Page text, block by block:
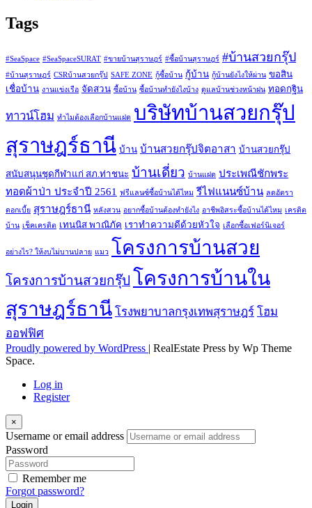
Tags
#SeaSpace #SeaSpaceSURAT #ขายบ้านสุราษฎร์ #ซื้อบ้านสุราษฎร์ #บ้านสวยกรุ๊ป
#บ้านสุราษฎร์ CSRบ้านสวยกรุ๊ป SAFE ZONE กู้ซื้อบ้าน กู้บ้าน กู้บ้านยังไงให้ผ่าน ขอสิน
เชื่อบ้าน งานแข่งเรือ จัดสวน ซื้อบ้าน ซื้อบ้านทำยังไงบ้าง ดูแลบ้านช่วงหน้าฝน ทอดกฐิน
ทาวน์โฮม ทำไมต้องเลือกบ้านแฝด บริษัทบ้านสวยกรุ๊ป
สุราษฎร์ธานี บ้าน บ้านสวยกรุ๊ปจิตอาสา บ้านสวยกรุ๊ป
สนับสนุนชุดกีฬาแก่ สภ.ท่าชนะ บ้านเดี่ยว บ้านแฝด ประเพณีชักพระ
ทอดผ้าป่า ประจำปี 2561
ฟรีแลนซ์ซื้อบ้านได้ไหม รีไฟแนนซ์บ้าน ลดอัตรา
ดอกเบี้ย สุราษฎร์ธานี หลังสวน อยากซื้อบ้านต้องทำยังไง อาชีพอิสระซื้อบ้านได้ไหม เครดิต
บ้าน เช็คเครดิต เทนนิส พาณิภัค เราทำความดีด้วยหัวใจ เลือกซื้อเฟอร์นิเจอร์
อย่างไร? ให้งบไม่บานปลาย แมว โครงการบ้านสวย
โครงการบ้านสวยกรุ๊ป โครงการบ้านใน
สุราษฎร์ธานี โรงพยาบาลกรุงเทพสุราษฎร์ โฮม
ออฟฟิศ
Proudly powered by WordPress | RealEstate Press by Wp Theme
Space.
Log in
Register
×
Username or email address
Password
Remember me
Forgot password?
Login